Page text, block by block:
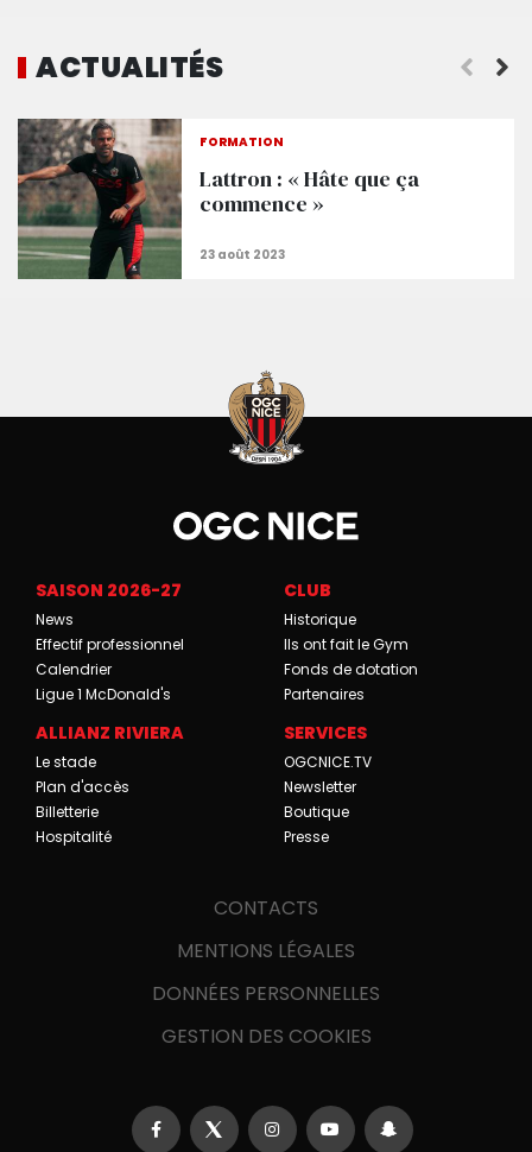
ACTUALITÉS
FORMATION
Lattron : « Hâte que ça
commence »
Lattron : « J'attends un sentiment de revanche »
SAISON 2026-27
News
Effectif professionnel
Calendrier
Ligue 1 McDonald's
CLUB
Historique
Ils ont fait le Gym
Fonds de dotation
Partenaires
ALLIANZ RIVIERA
Le stade
Plan d'accès
Billetterie
Hospitalité
SERVICES
OGCNICE.TV
Newsletter
Boutique
Presse
CONTACTS
MENTIONS LÉGALES
DONNÉES PERSONNELLES
GESTION DES COOKIES